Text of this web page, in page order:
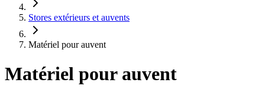
Stores extérieurs et auvents
Matériel pour auvent
Matériel pour auvent